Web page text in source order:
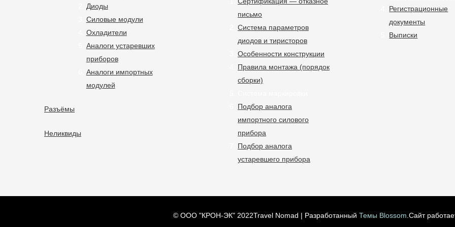
Диоды
Силовые модули
Охладители
Аналоги устаревших
приборов
Аналоги импортных
модулей
Разъёмы
Неликвиды
письмо
Система параметров
диодов и тиристоров
Особенности конструкции
Правила монтажа (порядок
сборки)
Подбор аналога
импортного силового
прибора
Подбор аналога
устаревшего прибора
Регистрационные
документы
Выписки
© ООО "КРОН-ЭК" 2022Travel Nomad | Разработанный Темы Blossom .Сайт